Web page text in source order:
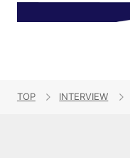
TOP INTERVIEW